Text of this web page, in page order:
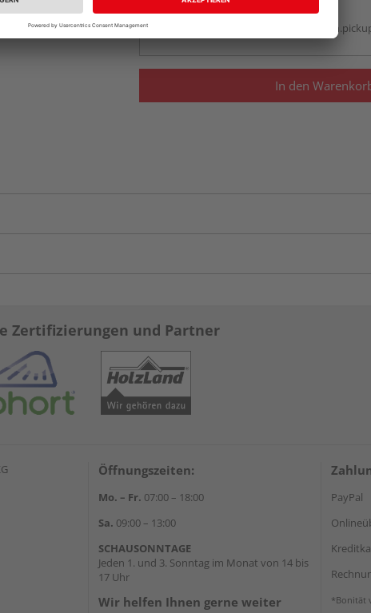
Auf Vorbestellung:
In den
Zertifizierungen und Partner
Öffnungszeiten:
Mo. – Fr. 07:00 – 18:00
Sa. 09:00 – 13:00
SCHAUSONNTAGE
Jeden 1. und 3. Sonntag im Monat von 14 bis
17 Uhr
Wir helfen Ihnen gerne weiter
PayPal
*Bonität